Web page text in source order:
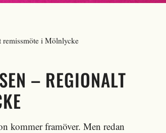
remissmöte i Mölnlycke
– REGIONALT
kommer framöver. Men redan